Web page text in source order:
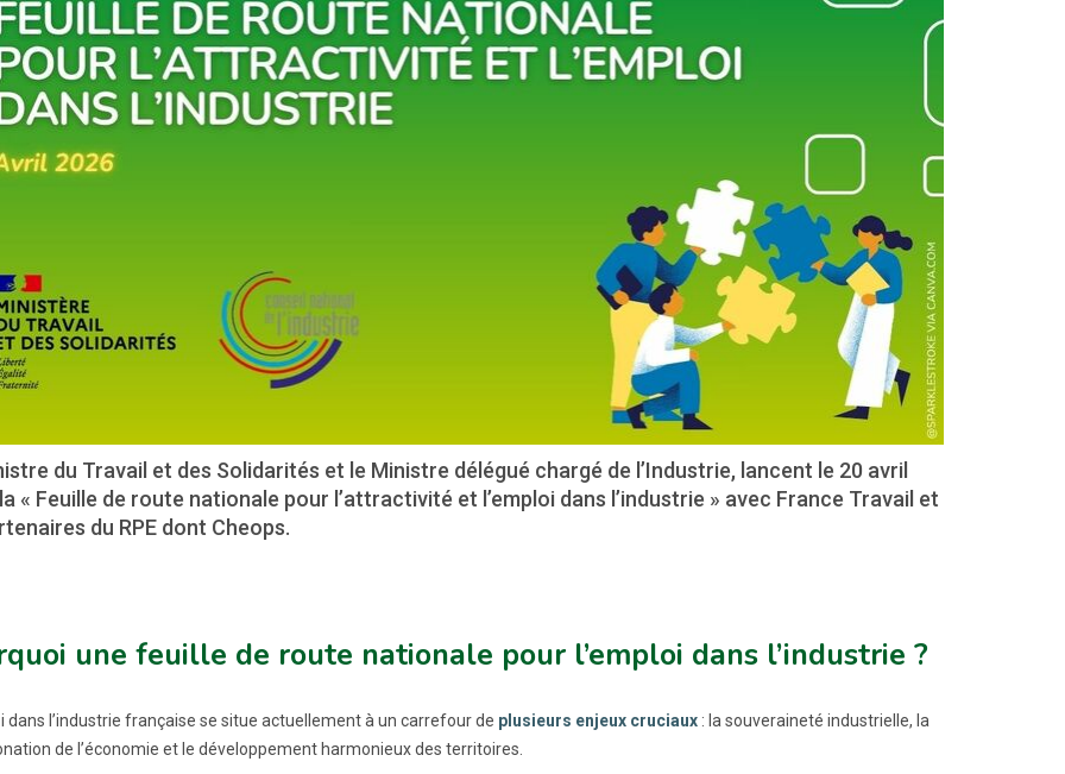
du Travail et des Solidarités et le Ministre délégué chargé de l’Industrie, lancent le 20 avril
« Feuille de route nationale pour l’attractivité et l’emploi dans l’industrie » avec France Travail et
du RPE dont Cheops.
une feuille de route nationale pour l’emploi dans l’industrie ?
dans l’industrie française se situe actuellement à un carrefour de plusieurs enjeux cruciaux: la souveraineté industrielle, la
de l’économie et le développement harmonieux des territoires.